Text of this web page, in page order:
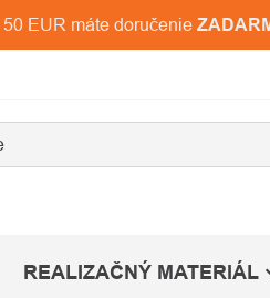
EUR máte doručenie
REALIZAČNÝ MATERIÁL